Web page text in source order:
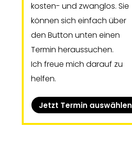
kosten- und zwanglos. Sie
können sich einfach über
den Button unten einen
Termin heraussuchen.
Ich freue mich darauf zu
helfen.
Jetzt Termin auswählen